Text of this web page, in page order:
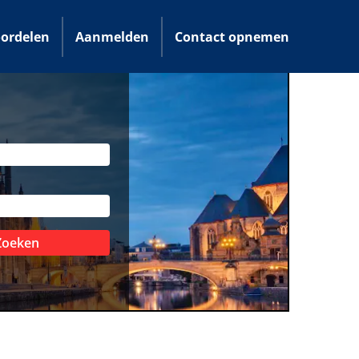
Aanmelden Contact opnemen